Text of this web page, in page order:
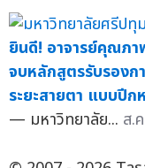
ยินดี! อาจารย์คุณภา
จบหลักสูตรรับรองก
ระยะสายตา แบบปี
— มหาวิทยาลัย... ส.